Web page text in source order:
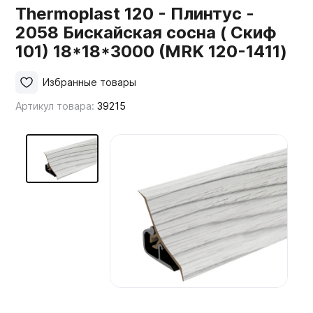
Столешницы
Мой ЭГГЕР
Мебельные образцы, каталоги
Thermoplast 120 - Плинтус -
2058 Бискайская сосна ( Скиф
101) 18*18*3000 (MRK 120-1411)
Артикул товара:39215
Избранные товары